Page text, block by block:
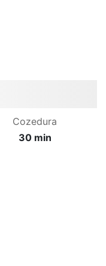
Cozedura
30 min